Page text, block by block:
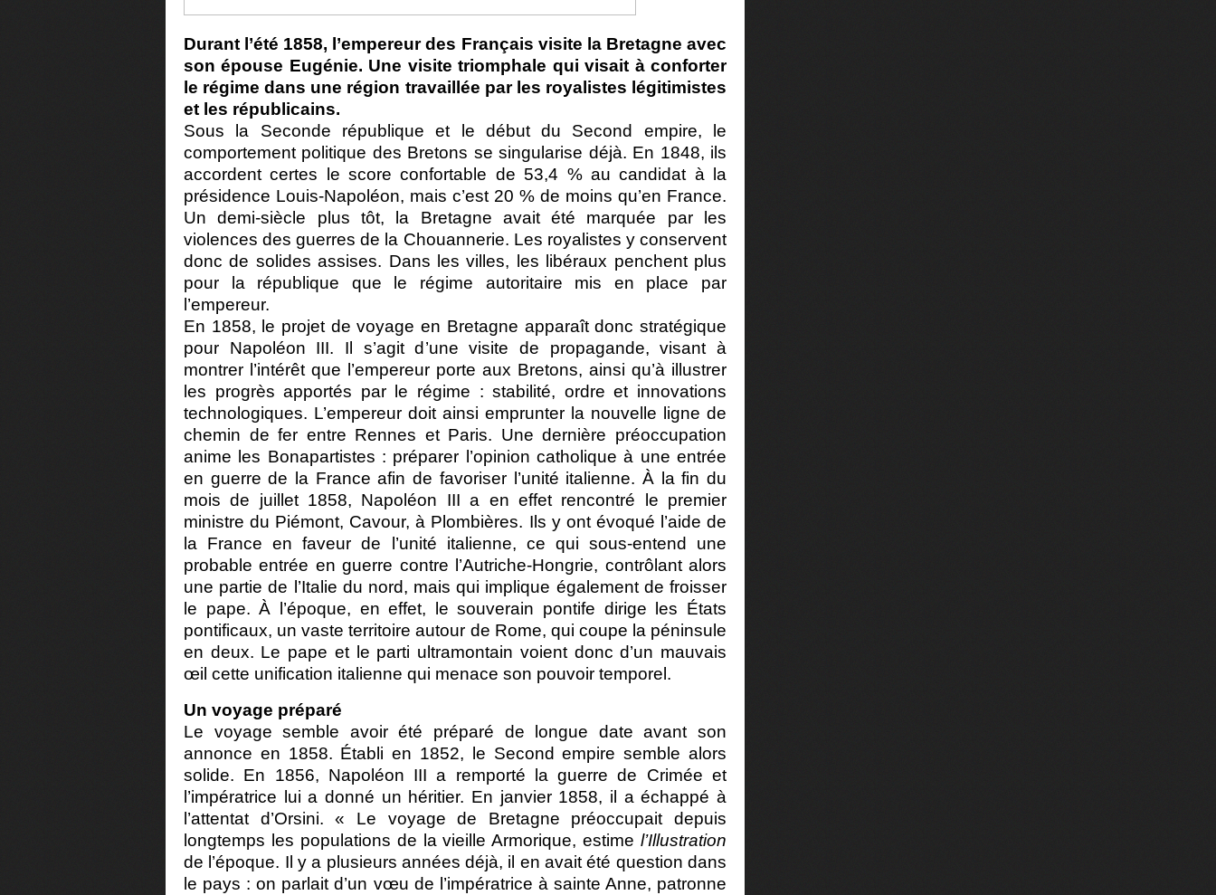
Durant l’été 1858, l’empereur des Français visite la Bretagne avec
son épouse Eugénie. Une visite triomphale qui visait à conforter
le régime dans une région travaillée par les royalistes légitimistes
et les républicains.
Sous la Seconde république et le début du Second empire, le
comportement politique des Bretons se singularise déjà. En 1848, ils
accordent certes le score confortable de 53,4 % au candidat à la
présidence Louis-Napoléon, mais c’est 20 % de moins qu’en France.
Un demi-siècle plus tôt, la Bretagne avait été marquée par les
violences des guerres de la Chouannerie. Les royalistes y conservent
donc de solides assises. Dans les villes, les libéraux penchent plus
pour la république que le régime autoritaire mis en place par
l’empereur.
En 1858, le projet de voyage en Bretagne apparaît donc stratégique
pour Napoléon III. Il s’agit d’une visite de propagande, visant à
montrer l’intérêt que l’empereur porte aux Bretons, ainsi qu’à illustrer
les progrès apportés par le régime : stabilité, ordre et innovations
technologiques. L’empereur doit ainsi emprunter la nouvelle ligne de
chemin de fer entre Rennes et Paris. Une dernière préoccupation
anime les Bonapartistes : préparer l’opinion catholique à une entrée
en guerre de la France afin de favoriser l’unité italienne. À la fin du
mois de juillet 1858, Napoléon III a en effet rencontré le premier
ministre du Piémont, Cavour, à Plombières. Ils y ont évoqué l’aide de
la France en faveur de l’unité italienne, ce qui sous-entend une
probable entrée en guerre contre l’Autriche-Hongrie, contrôlant alors
une partie de l’Italie du nord, mais qui implique également de froisser
le pape. À l’époque, en effet, le souverain pontife dirige les États
pontificaux, un vaste territoire autour de Rome, qui coupe la péninsule
en deux. Le pape et le parti ultramontain voient donc d’un mauvais
œil cette unification italienne qui menace son pouvoir temporel.
Un voyage préparé
Le voyage semble avoir été préparé de longue date avant son
annonce en 1858. Établi en 1852, le Second empire semble alors
solide. En 1856, Napoléon III a remporté la guerre de Crimée et
l’impératrice lui a donné un héritier. En janvier 1858, il a échappé à
l’attentat d’Orsini. « Le voyage de Bretagne préoccupait depuis
longtemps les populations de la vieille Armorique, estime l’Illustration
de l’époque. Il y a plusieurs années déjà, il en avait été question dans
le pays : on parlait d’un vœu de l’impératrice à sainte Anne, patronne